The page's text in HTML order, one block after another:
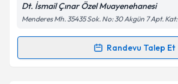
Kişisel verilerimin işlenmesine
Metni'ni okudum ve kişisel
Dt. İsmail Çınar Özel Muayenehanesi
Menderes Mh. 35435 Sok. No: 30 Akgün 7 Apt. Kat:
Randevu Talep Et
Randevu Takvimi Talebi